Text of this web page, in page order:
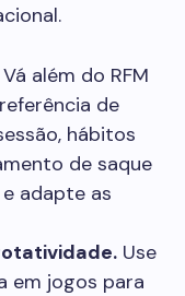
Vá além do RFM
de
hábitos
de saque
adapte as
Use
em jogos para